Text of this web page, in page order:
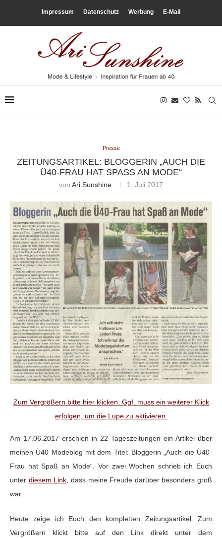
Impressum Datenschutz Werbung E-Mail
Presse
ZEITUNGSARTIKEL: BLOGGERIN „AUCH DIE
Ü40-FRAU HAT SPASS AN MODE“
von Ari Sunshine 1. Juli 2017
Zum Vergrößern bitte hier klicken. Ggf. muss ein weiterer Klick
erfolgen, um die Lupe zu aktivieren.
Am 17.06.2017 erschien in 22 Tageszeitungen ein Artikel über
meinen Ü40 Modeblog mit dem Titel: Bloggerin „Auch die Ü40-
Frau hat Spaß an Mode“. Vor zwei Wochen schrieb ich Euch
unter diesem Link , dass meine Freude darüber besonders groß
war.
Heute zeige ich Euch den kompletten Zeitungsartikel. Zum
Vergrößern klickt bitte auf den Link direkt unter dem